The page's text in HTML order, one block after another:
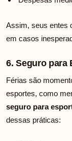
Assim, seus entes
em casos
6. Seguro para
Férias são
esportes, como
seguro para
dessas práticas: